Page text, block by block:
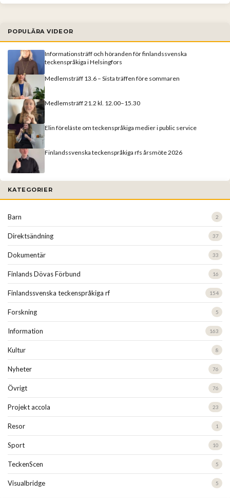
POPULÄRA VIDEOR
Informationsträff och höranden för finlandssvenska
teckenspråkiga i Helsingfors
Medlemsträff 13.6 – Sista träffen före sommaren
Medlemsträff 21.2 kl. 12.00–15.30
Elin föreläste om teckenspråkiga medier i public service
Finlandssvenska teckenspråkiga rfs årsmöte 2026
KATEGORIER
Barn 2
Direktsändning 37
Dokumentär 33
Finlands Dövas Förbund 16
Finlandssvenska teckenspråkiga rf 154
Forskning 5
Information 163
Kultur 8
Nyheter 76
Övrigt 76
Projekt accola 23
Resor 1
Sport 10
TeckenScen 5
Visualbridge 5